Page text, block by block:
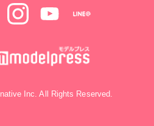
Facebook
Inc. All Rights Reserved.